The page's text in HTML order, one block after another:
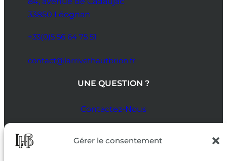
Gérer le consentement
33850 Léognan
+33(0)5 56 64 75 51
contact@larrivethautbrion.fr
UNE QUESTION ?
Contactez-Nous
SUIVEZ-NOUS
SUR LES RÉSEAUX